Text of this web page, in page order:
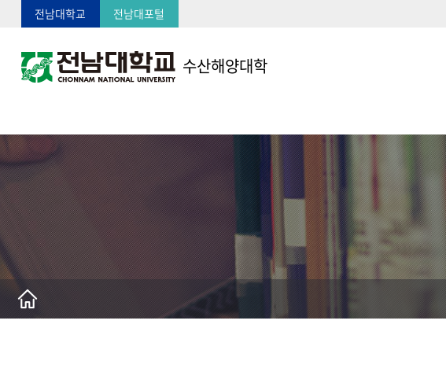
전남대학교 전남대포털
수산해양대학